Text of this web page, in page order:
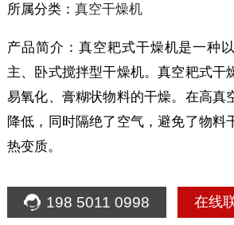
所属分类： 真空干燥机
产品简介：真空耙式干燥机是一种
主、卧式搅拌型干燥机。真空耙式干
易氧化、膏糊状物料的干燥。在高真
降低，同时隔绝了空气，避免了物料
热变质。
198 5011 0998 在线